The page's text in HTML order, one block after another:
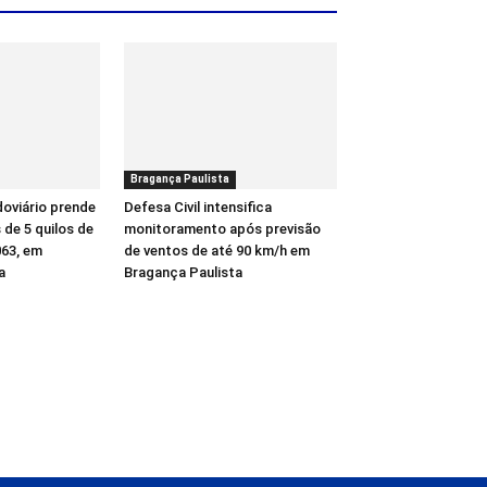
prende
de 5 quilos de
em
Bragança Paulista
Defesa Civil intensifica
monitoramento após previsão
de ventos de até 90 km/h em
Bragança Paulista